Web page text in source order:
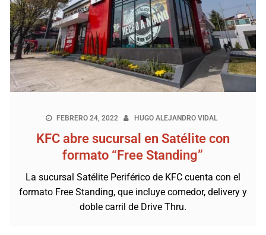
FEBRERO 24, 2022 HUGO ALEJANDRO VIDAL
KFC abre sucursal en Satélite con
formato “Free Standing”
La sucursal Satélite Periférico de KFC cuenta con el
formato Free Standing, que incluye comedor, delivery y
doble carril de Drive Thru.